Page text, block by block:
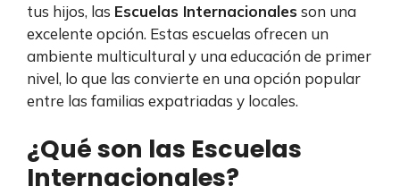
tus hijos, las Escuelas Internacionales son una
excelente opción. Estas escuelas ofrecen un
ambiente multicultural y una educación de primer
nivel, lo que las convierte en una opción popular
entre las familias expatriadas y locales.
¿Qué son las Escuelas
Internacionales?